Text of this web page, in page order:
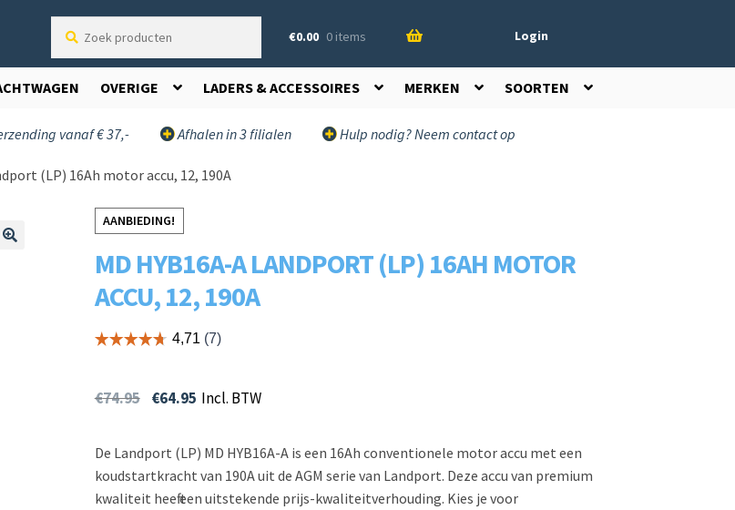
€0.00 0 items
producten
OVERIGE LADERS & ACCESSOIRES MERKEN SOORTEN
vanaf € 37,- Afhalen in 3 filialen Hulp nodig? Neem contact op
(LP) 16Ah motor accu, 12, 190A
AANBIEDING!
MD HYB16A-A LANDPORT (LP) 16AH MOTOR
ACCU, 12, 190A
€74.95 €64.95 Incl. BTW
De Landport (LP) MD HYB16A-A is een 16Ah conventionele motor accu met een
koudstartkracht van 190A uit de AGM serie van Landport. Deze accu van premium
kwaliteit heeft een uitstekende prijs-kwaliteitverhouding. Kies je voor
Login